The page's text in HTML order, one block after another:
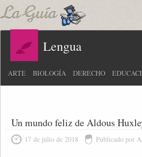
Lengua
ARTE BIOLOGÍA DERECHO
Un mundo feliz de Aldous
17 de julio de 2018 Publicado por